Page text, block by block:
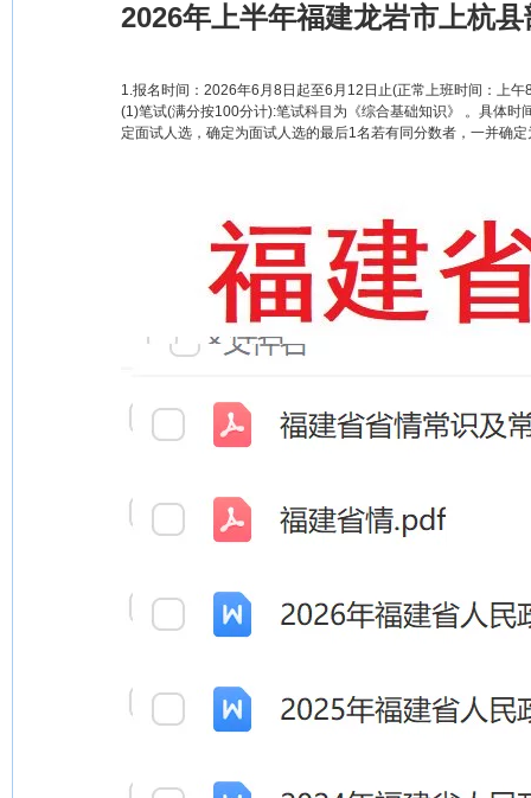
2026年上半年福建龙岩市上杭
1.报名时间：2026年6月8日起至6月12日止(正常上班时间：上
(1)笔试(满分按100分计):笔试科目为《综合基础知识》 。具体
定面试人选，确定为面试人选的最后1名若有同分数者，一并确